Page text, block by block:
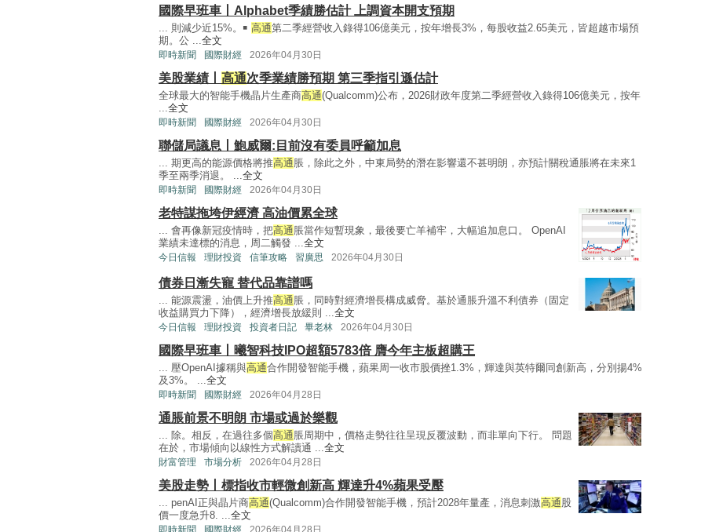
國際早班車丨Alphabet季績勝估計 上調資本開支預期
... 則減少近15%。￭ 高通第二季經營收入錄得106億美元，按年增長3%，每股收益2.65美元，皆超越市場預
期。公 ...全文
即時新聞 國際財經 2026年04月30日
美股業績丨 高通次季業績勝預期 第三季指引遜估計
全球最大的智能手機晶片生產商高通(Qualcomm)公布，2026財政年度第二季經營收入錄得106億美元，按年
...全文
即時新聞 國際財經 2026年04月30日
聯儲局議息丨鮑威爾:目前沒有委員呼籲加息
... 期更高的能源價格將推高通脹，除此之外，中東局勢的潛在影響還不甚明朗，亦預計關稅通脹將在未來1
季至兩季消退。 ...全文
即時新聞 國際財經 2026年04月30日
老特謀拖垮伊經濟 高油價累全球
... 會再像新冠疫情時，把高通脹當作短暫現象，最後要亡羊補牢，大幅追加息口。 OpenAI
業績未達標的消息，周二觸發 ...全文
今日信報 理財投資 信筆攻略 習廣思 2026年04月30日
債券日漸失寵 替代品靠譜嗎
... 能源震盪，油價上升推高通脹，同時對經濟增長構成威脅。基於通脹升溫不利債券（固定
收益購買力下降），經濟增長放緩則 ...全文
今日信報 理財投資 投資者日記 畢老林 2026年04月30日
國際早班車丨曦智科技IPO超額5783倍 膺今年主板超購王
... 壓OpenAI據稱與高通合作開發智能手機，蘋果周一收市股價挫1.3%，輝達與英特爾同創新高，分別揚4%
及3%。 ...全文
即時新聞 國際財經 2026年04月28日
通脹前景不明朗 市場或過於樂觀
... 除。相反，在過往多個高通脹周期中，價格走勢往往呈現反覆波動，而非單向下行。 問題
在於，市場傾向以線性方式解讀通 ...全文
財富管理 市場分析 2026年04月28日
美股走勢丨標指收市輕微創新高 輝達升4%蘋果受壓
... penAI正與晶片商高通(Qualcomm)合作開發智能手機，預計2028年量產，消息刺激高通股
價一度急升8. ...全文
即時新聞 國際財經 2026年04月28日